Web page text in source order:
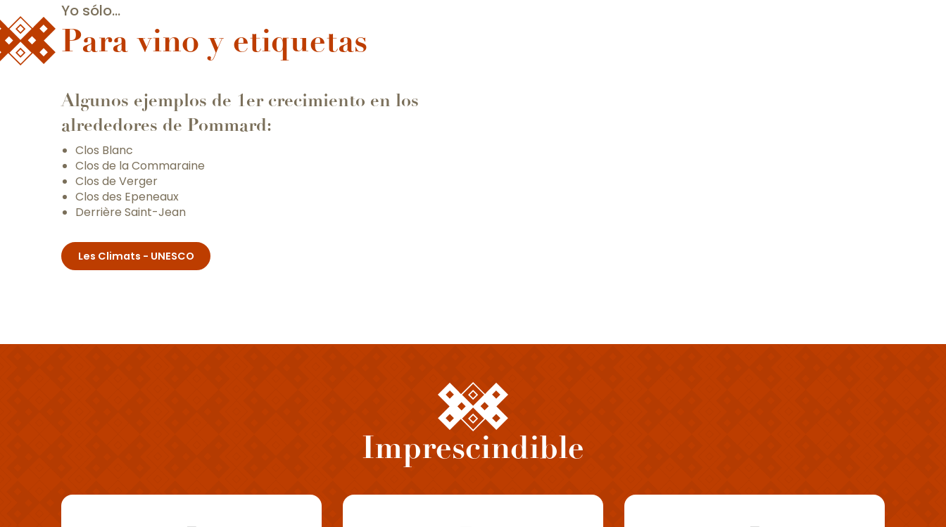
Yo sólo...
Para vino y etiquetas
Algunos ejemplos de 1er crecimiento en los
alrededores de Pommard:
Clos Blanc
Clos de la Commaraine
Clos de Verger
Clos des Epeneaux
Derrière Saint-Jean
Les Climats - UNESCO
Imprescindible